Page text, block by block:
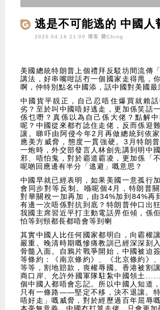
逃是不可能逃的 中國人
2025.04.18 21:00 博客 費Ching
美國總統特朗普上個禮拜反駁坊間流傳
講法，好串嘴咁話冇一個國家走得甩，
啊，仲特別點名中國添，話中國對美國最
中國貨平靚正，自己忍唔住爆買就賴
劣？至於叫中國唔好逃走，更加係笑話
係乜嘢？真係以為自己係大佬？點解
呢？中國從來都冇諗住走佬，反而係迎
讓。睇吓由阿侵今年2月再做總統到依
應美方威脅，態度一貫強硬。3月特朗
一炮時，外交部發言人林劍先講到明中
邪、唔怕鬼，對於霸道霸凌，更加係「
呢啲回應邊有半分「逃避」嘅意思？
中國早就已經表明，如果美國一意孤行
會同步對等反制。喺呢個4月，特朗普關
對華關稅一加再加，由34%加到84%再
有邊一次唔係對抗到底？特朗普仲口出
我國主席習近平打主動電話畀佢傾，係
怕等到頸都長都唔會等到喇
其實中國人比任何國家都明白，向霸權
嚴重。晚清時期嘅慘痛教訓已經深深刻
骨髓入面。自鴉片戰爭開始，中國被迫
等條約：《南京條約》、《北京條約》
等等，割地賠款，喪權辱國。香港被割
商口岸、允許外國軍隊駐紮中國領土
個中國人都唔會忘記。所以中國人知道
只有一條路——堅定不移，決不退讓。
唔好走」嘅威脅，對於經歷過百年屈辱